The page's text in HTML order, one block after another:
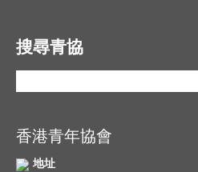
搜尋青協
香港青年協會
地址